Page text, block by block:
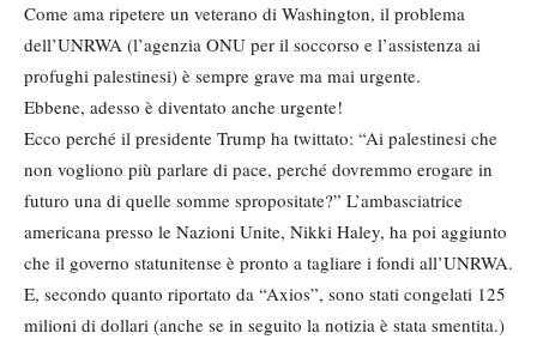
Come ama ripetere un veterano di Washington, il problema
dell’UNRWA (l’agenzia ONU per il soccorso e l’assistenza ai
profughi palestinesi) è sempre grave ma mai urgente.
Ebbene, adesso è diventato anche urgente!
Ecco perché il presidente Trump ha twittato: “Ai palestinesi che
non vogliono più parlare di pace, perché dovremmo erogare in
futuro una di quelle somme spropositate?” L’ambasciatrice
americana presso le Nazioni Unite, Nikki Haley, ha poi aggiunto
che il governo statunitense è pronto a tagliare i fondi all’UNRWA.
E, secondo quanto riportato da “Axios”, sono stati congelati 125
milioni di dollari (anche se in seguito la notizia è stata smentita.)